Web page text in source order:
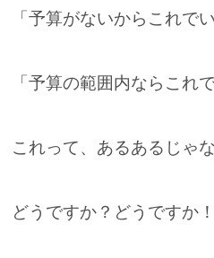
「予算がないからこれで
「予算の範囲内ならこれ
これって、あるあるじゃ
どうですか？どうですか